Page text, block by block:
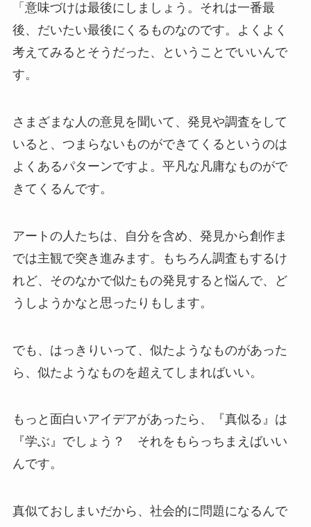
「意味づけは最後にしましょう。それは一番最
後、だいたい最後にくるものなのです。よくよく
考えてみるとそうだった、ということでいいんで
す。
さまざまな人の意見を聞いて、発見や調査をして
いると、つまらないものができてくるというのは
よくあるパターンですよ。平凡な凡庸なものがで
きてくるんです。
アートの人たちは、自分を含め、発見から創作ま
では主観で突き進みます。もちろん調査もするけ
れど、そのなかで似たもの発見すると悩んで、ど
うしようかなと思ったりもします。
でも、はっきりいって、似たようなものがあった
ら、似たようなものを超えてしまればいい。
もっと面白いアイデアがあったら、『真似る』は
『学ぶ』でしょう？ それをもらっちまえばいい
んです。
真似ておしまいだから、社会的に問題になるんで